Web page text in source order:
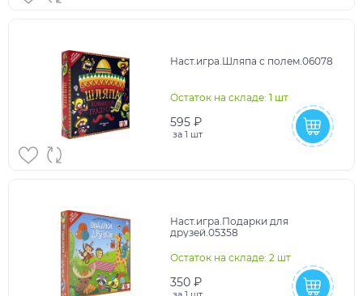
Наст.игра.Шляпа с полем.06078
Остаток на складе: 1 шт
595 ₽
за 1 шт
Наст.игра.Подарки для
друзей.05358
Остаток на складе: 2 шт
350 ₽